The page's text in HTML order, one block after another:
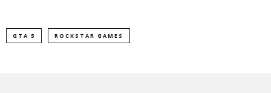
GTA 5 ROCKSTAR GAMES